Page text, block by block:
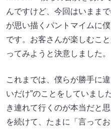
んですけど、今回はいまま
が思い描くパントマイムに
です。お客さんが楽しむこ
ってみようと決意しました。
これまでは、僕らが勝手に
いだけ”のことをしていまし
き連れて行くのが本当だと
を続けて、たまに「言って